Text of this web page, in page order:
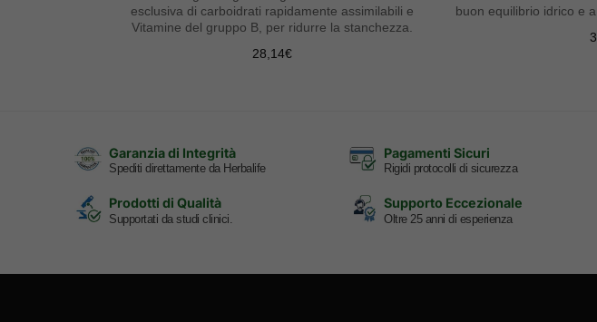
esclusiva di carboidrati rapidamente assimilabili e
Vitamine del gruppo B, per ridurre la stanchezza.
28,14€
buon equilibrio idrico e
Garanzia di Integrità
Spediti direttamente da Herbalife
Pagamenti Sicuri
Rigidi protocolli di sicurezza
Prodotti di Qualità
Supportati da studi clinici.
Supporto Eccezionale
Oltre 25 anni di esperienza